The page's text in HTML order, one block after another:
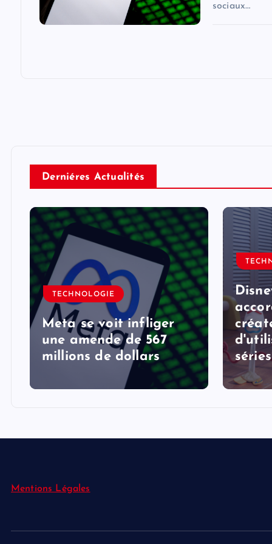
sociaux…
Derniéres Actualités
TECHNOLOGIE
Meta se voit infliger
une amende de 567
millions de dollars
Mentions Légales